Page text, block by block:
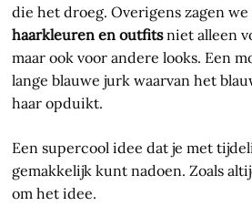
die het droeg. Overigens zagen
haarkleuren en outfitsniet alleen
maar ook voor andere looks. Een
lange blauwe jurk waarvan het
haar opduikt.
Een supercool idee dat je met
gemakkelijk kunt nadoen. Zoals
om het idee.